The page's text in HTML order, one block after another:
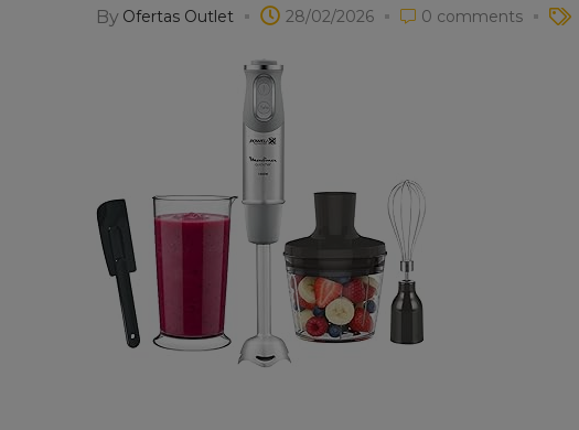
By Ofertas Outlet 28/02/2026 0 comments